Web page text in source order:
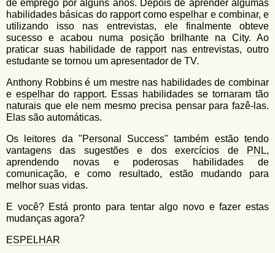
de emprego por alguns anos. Depois de aprender algumas
habilidades básicas do rapportcomoespelhar e combinar, e
utilizando isso nas entrevistas, ele finalmente obteve
sucesso e acabou numa posição brilhante na City. Ao
praticar suas habilidade de rapportnas entrevistas, outro
estudante se tornou um apresentador de TV.
Anthony Robbins é um mestre nas habilidades de combinar
e espelhar do rapport. Essas habilidades se tornaram tão
naturais que ele nem mesmo precisa pensar para fazê-las.
Elas são automáticas.
Os leitores da "Personal Success" também estão tendo
vantagens das sugestões e dos exercícios de
PNL,
aprendendo novas e poderosas habilidades de
comunicação, e como resultado, estão mudando para
melhor suas vidas.
E você? Está pronto para tentar algo novo e fazer estas
mudanças agora?
ESPELHAR